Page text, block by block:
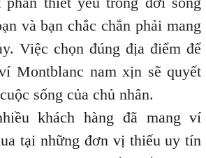
và bạn chắc chắn phải mang
Việc chọn đúng địa điểm để
Montblanc nam xịn sẽ quyết
sống của chủ nhân.
khách hàng đã mang ví
tại những đơn vị thiếu uy tín